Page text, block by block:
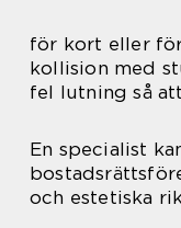
för kort eller
kollision med
fel lutning så
En specialist
och estetiska